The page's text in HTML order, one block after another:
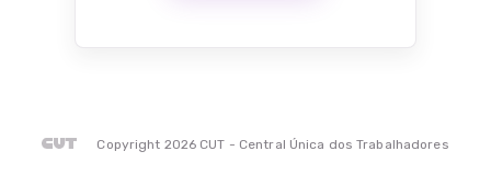
Copyright 2026 CUT - Central Única dos Trabalhadores